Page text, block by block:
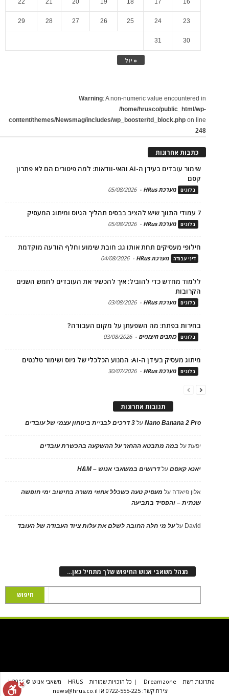
« יול
23
24
25
26
27
28
29
30
31
Warning: A non-numeric value encountered in
/home/hrusco/public_html/wp-
content/themes/Newsmag/includes/wp_booster/td_block.php on line
248
כתבות אחרונות
שימור עובדים בעידן ה-AI והאי-וודאות: למה פיטורים הם לא פתרון
קסם
בלוגים מערכת HRus -
05/08/2026
7 עמודי התווך שיש להציב בבסיס תהליך הגיוס ומיתוג המעסיק
בלוגים מערכת HRus -
05/08/2026
חילופי מעסיקים תחת אותו גג: חובת שימוע וחלף הודעה מוקדמת
דיני עבודה מערכת HRus -
04/08/2026
ללמוד מחדש כדי להוביל: איך להכשיר את העובדים לחמש השנים
הקרובות
בלוגים מערכת HRus -
03/08/2026
בחירות בפתח: מה השפעתן על מקום העבודה?
בלוגים כותבים חיצוניים -
03/08/2026
מיתוג מעסיק בעידן ה-AI: המנוע הכלכלי של גיוס ושימור טלנטים
בלוגים מערכת HRus -
30/07/2026
תגובות אחרונות
Nano Banana 2 Proעל 3 דרכים לבניית ביטחון עצמי של עובדים
יפעתעל במה מתבטא ההחזר על ההשקעה בהכשרת עובדים
יאנא קאסםעלדרושים במשאבי אנוש – H&M
אלון פיאדה על מעסיק טעה כשכלל אחוזי משרה בחישוב ימי חופשה
שנתית – והפסיד בתביעה
David עלעל מי חלה החובה לשלם את עלות ציוד העבודה של העובד
מנהל משאבי אנוש החיפוש שלך מתחיל כאן…
פתרונות רשת Dreamzone | כל הזכויות שמורות HRUS
משאבי אנוש © 2016 |
יצירת קשר: 0722-555-225 או news@hrus.co.il